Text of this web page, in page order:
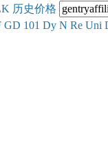
历史价格
GD 101 Dy N Re Uni